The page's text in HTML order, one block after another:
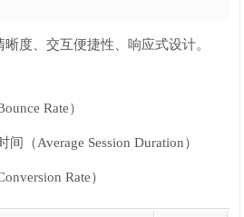
晰度、交互便捷性、响应式设计。
Rate）
间（Average Session Duration）
Rate）